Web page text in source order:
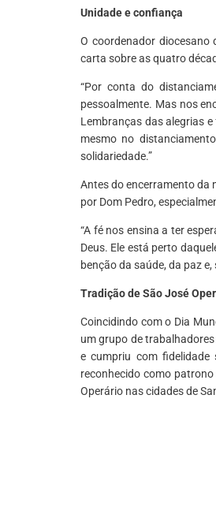
Unidade e confiança
O coordenador diocesano
carta sobre as quatro
“Por conta do
pessoalmente. Mas nos
Lembranças das alegrias
mesmo no
solidariedade.”
Antes do encerramento da
por Dom Pedro,
“A fé nos ensina a ter
Deus. Ele está perto
benção da saúde, da paz
Tradição de São José
Coincidindo com o Dia
um grupo de
e cumpriu com
reconhecido como
Operário nas cidades de